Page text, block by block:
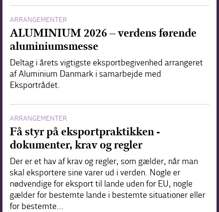
ARRANGEMENTER
ALUMINIUM 2026 – verdens førende
aluminiumsmesse
Deltag i årets vigtigste eksportbegivenhed arrangeret
af Aluminium Danmark i samarbejde med
Eksportrådet.
ARRANGEMENTER
Få styr på eksportpraktikken -
dokumenter, krav og regler
Der er et hav af krav og regler, som gælder, når man
skal eksportere sine varer ud i verden. Nogle er
nødvendige for eksport til lande uden for EU, nogle
gælder for bestemte lande i bestemte situationer eller
for bestemte…